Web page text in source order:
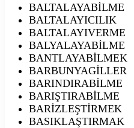
BALTALAYABİLME
BALTALAYICILIK
BALTALAYIVERME
BALYALAYABİLME
BANTLAYABİLMEK
BARBUNYAGİLLER
BARINDIRABİLME
BARIŞTIRABİLME
BARİZLEŞTİRMEK
BASIKLAŞTIRMAK